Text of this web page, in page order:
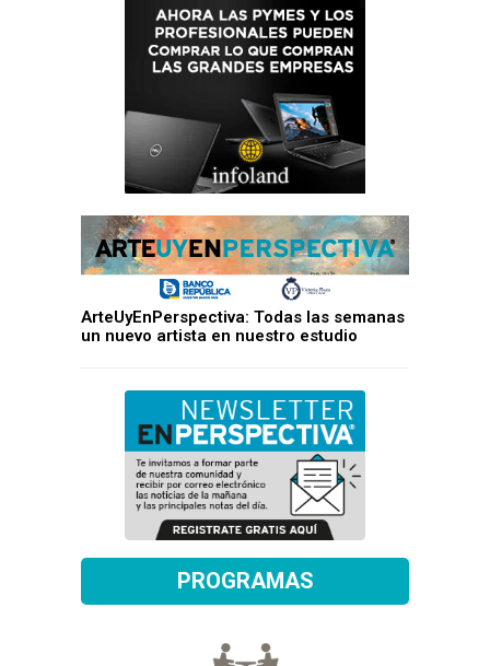
ArteUyEnPerspectiva: Todas las semanas
un nuevo artista en nuestro estudio
PROGRAMAS